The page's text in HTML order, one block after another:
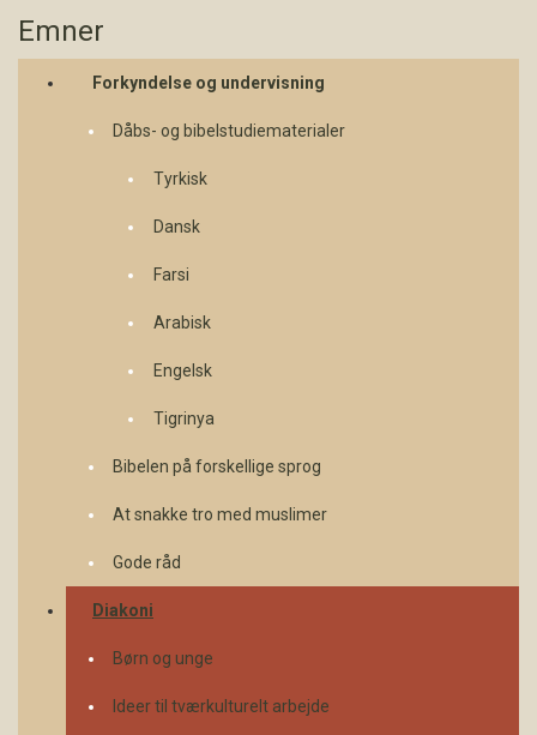
Emner
Forkyndelse og undervisning
Dåbs- og bibelstudiematerialer
Tyrkisk
Dansk
Farsi
Arabisk
Engelsk
Tigrinya
Bibelen på forskellige sprog
At snakke tro med muslimer
Gode råd
Diakoni
Børn og unge
Ideer til tværkulturelt arbejde